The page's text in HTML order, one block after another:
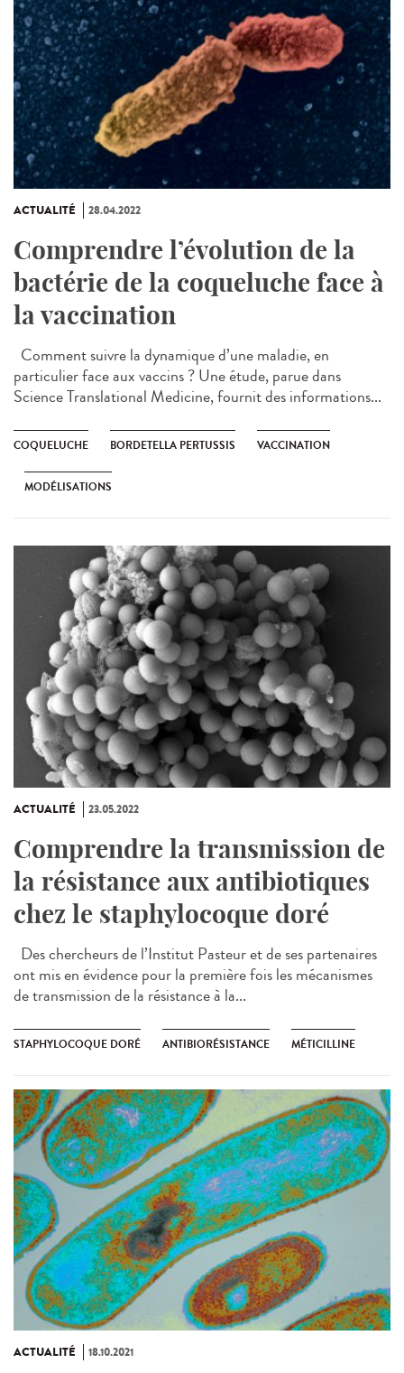
ACTUALITÉ 28.04.2022
Comprendre l’évolution de la
bactérie de la coqueluche face à
la vaccination
Comment suivre la dynamique d’une maladie, en
particulier face aux vaccins ? Une étude, parue dans
Science Translational Medicine, fournit des informations...
COQUELUCHE BORDETELLA PERTUSSIS VACCINATION
MODÉLISATIONS
ACTUALITÉ 23.05.2022
Comprendre la transmission de
la résistance aux antibiotiques
chez le staphylocoque doré
Des chercheurs de l’Institut Pasteur et de ses partenaires
ont mis en évidence pour la première fois les mécanismes
de transmission de la résistance à la...
STAPHYLOCOQUE DORÉ ANTIBIORÉSISTANCE MÉTICILLINE
ACTUALITÉ 18.10.2021